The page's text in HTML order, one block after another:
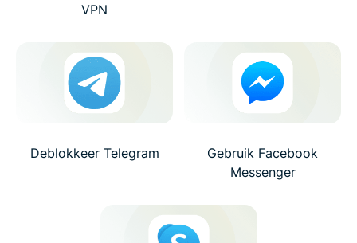
VPN
Deblokkeer Telegram
Gebruik Facebook
Messenger